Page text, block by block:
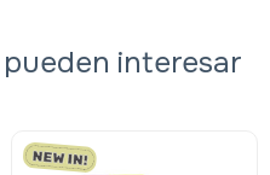
interesar